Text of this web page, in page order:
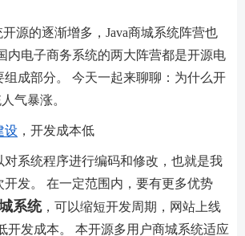
开源的逐渐增多，Java商城系统阵营也
内电子商务系统的两大阵营都是开源电
组成部分。 今天一起来聊聊：为什么开
气暴涨。
设 ，开发成本低
对系统程序进行编码和修改，也就是我
开发。 在一定范围内，要有更多优势
系统 ，可以缩短开发周期，网站上线
开发成本。 本开源多用户商城系统适应